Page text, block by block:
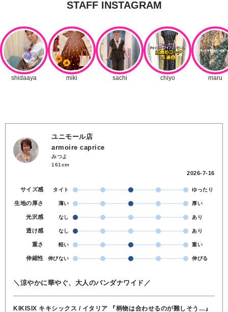
ユニモール店
armoire caprice
みつよ
161cm
2026-7-16
サイズ感 タイト ゆったり
生地の厚さ 薄い 厚い
光沢感 なし あり
透け感 なし あり
重さ 軽い 重い
伸縮性 伸びない 伸びる
＼涼やかに華やぐ、大人のバンダナワイド／
KIKISIX キキシックス / イタリア 『柄物は合わせるのが難しそう…』